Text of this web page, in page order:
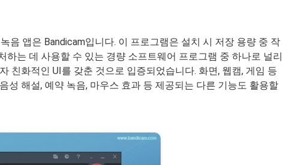
음 앱은 Bandicam입니다. 이 프로그램은 설치 시 저장 용량 중 작
하는 데 사용할 수 있는 경량 소프트웨어 프로그램 중 하나로 널리
친화적인 UI를 갖춘 것으로 입증되었습니다. 화면, 웹캠, 게임 등
성 해설, 예약 녹음, 마우스 효과 등 제공되는 다른 기능도 활용할